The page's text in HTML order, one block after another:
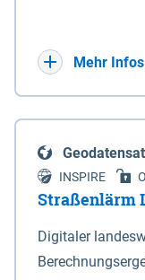
(DTK) im
verkleinerte
projizierte
Terrestrischen
der Universalen
bezogen auf die
(Anlage 4);
Mehr Infos
INSPIRE
Straßenlärm
Digitaler